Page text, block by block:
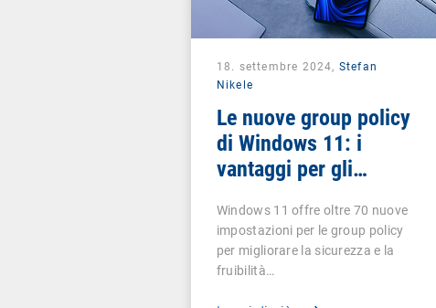
18. settembre 2024, Stefan
Nikele
Le nuove group policy
di Windows 11: i
vantaggi per gli
Windows 11 offre oltre 70 nuove
impostazioni per le group policy
per migliorare la sicurezza e la
fruibilità…